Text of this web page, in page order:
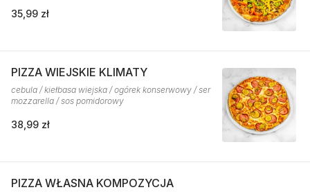
35,99 zł
PIZZA WIEJSKIE KLIMATY
cebula / kiełbasa wiejska / ogórek konserwowy / ser
mozzarella / sos pomidorowy
38,99 zł
PIZZA WŁASNA KOMPOZYCJA